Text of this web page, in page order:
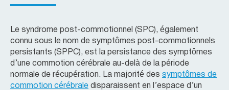
Le syndrome post-commotionnel (SPC), également
connu sous le nom de symptômes post-commotionnels
persistants (SPPC), est la persistance des symptômes
d’une commotion cérébrale au-delà de la période
normale de récupération. La majorité des symptômes de
commotion cérébrale disparaissent en l’espace d’un